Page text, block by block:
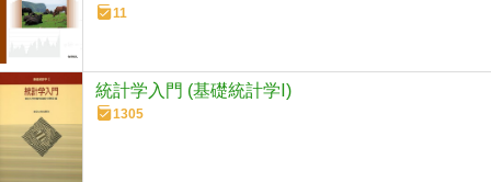
11
統計学入門 (基礎統計学Ⅰ)
1305